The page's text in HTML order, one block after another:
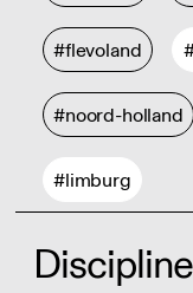
#flevoland
#noord-holland
#limburg
Discipline